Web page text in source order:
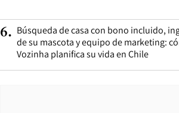
6. Búsqueda de casa con bono incluido,
de su mascota y equipo de marketing:
Vozinha planifica su vida en Chile